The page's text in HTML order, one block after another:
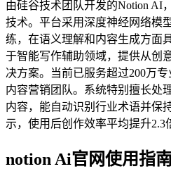
由硅谷技术团队开发的Notion AI
技术。平台采用深度神经网络模
练，在语义理解和内容生成方面
于智能写作辅助领域，提供从创
决方案。当前已服务超过200万
内容营销团队。系统特别擅长处
内容，能自动识别行业术语并保
示，使用后创作效率平均提升2.3
notion Ai官网使用指